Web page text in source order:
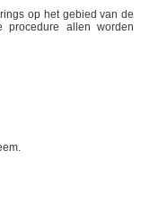
op het gebied van de
procedure allen worden